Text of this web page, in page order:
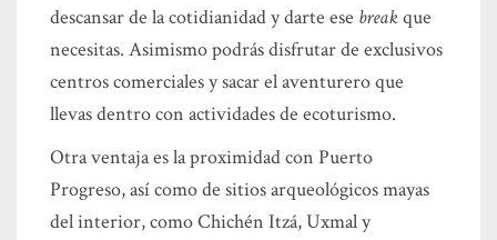
descansar de la cotidianidad y darte ese breakque
necesitas. Asimismo podrás disfrutar de exclusivos
centros comerciales y sacar el aventurero que
llevas dentro con actividades de ecoturismo.
Otra ventaja es la proximidad con Puerto
Progreso, así como de sitios arqueológicos mayas
del interior, como Chichén Itzá, Uxmal y